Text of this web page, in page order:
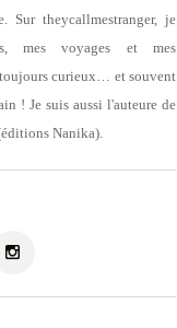
Sur theycallmestranger, je
mes voyages et mes
curieux… et souvent
! Je suis aussi l'auteure de
Nanika).